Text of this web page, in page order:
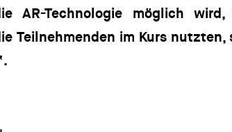
AR-Technologie möglich
Teilnehmenden im Kurs nutzten,